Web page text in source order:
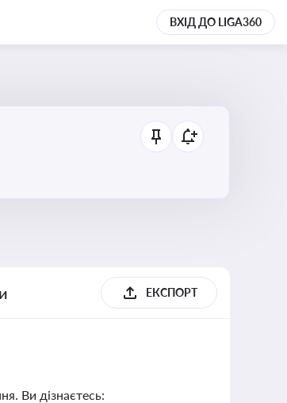
ВХІД ДО LIGA360
ЕКСПОРТ
Ви дізнаєтесь: